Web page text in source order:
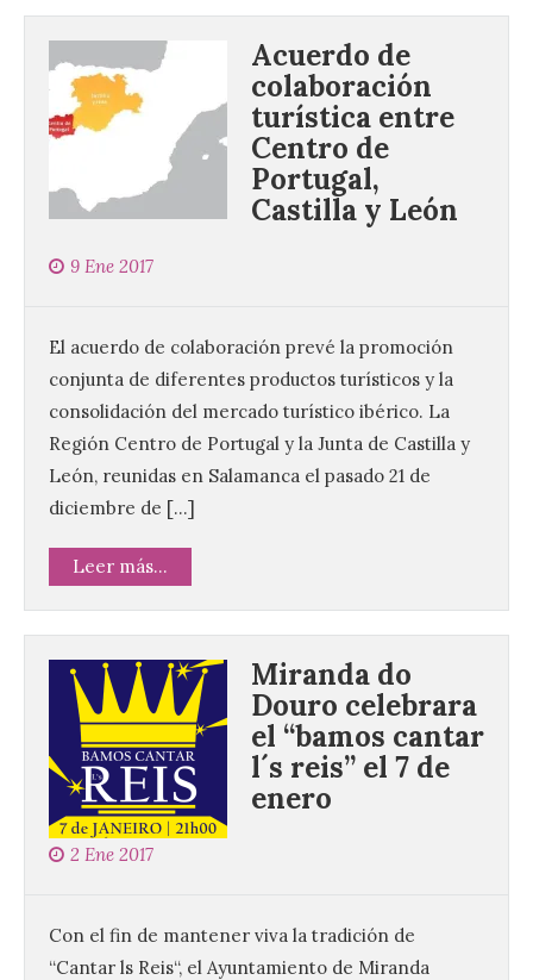
Acuerdo de
colaboración
turística entre
Centro de
Portugal,
Castilla y León
9 Ene 2017
El acuerdo de colaboración prevé la promoción
conjunta de diferentes productos turísticos y la
consolidación del mercado turístico ibérico. La
Región Centro de Portugal y la Junta de Castilla y
León, reunidas en Salamanca el pasado 21 de
diciembre de […]
Leer más...
Miranda do
Douro celebrara
el “bamos cantar
l´s reis” el 7 de
enero
2 Ene 2017
Con el fin de mantener viva la tradición de
“Cantar ls Reis“, el Ayuntamiento de Miranda